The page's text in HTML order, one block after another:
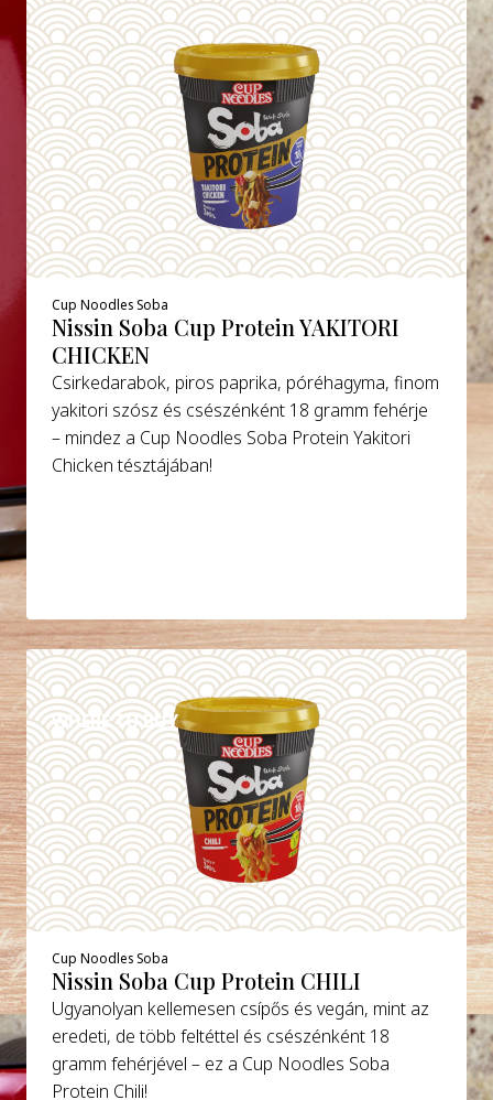
Cup Noodles Soba
Nissin Soba Cup Protein YAKITORI
CHICKEN
Csirkedarabok, piros paprika, póréhagyma, finom
yakitori szósz és csészénként 18 gramm fehérje
– mindez a Cup Noodles Soba Protein Yakitori
Chicken tésztájában!
WHERE TO BUY
DETAILS
Cup Noodles Soba
Nissin Soba Cup Protein CHILI
Ugyanolyan kellemesen csípős és vegán, mint az
eredeti, de több feltéttel és csészénként 18
gramm fehérjével – ez a Cup Noodles Soba
Protein Chili!